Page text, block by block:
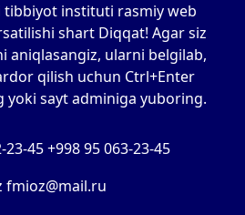
instituti rasmiy web
shart Diqqat! Agar siz
aniqlasangiz, ularni belgilab,
qilish uchun Ctrl+Enter
yoki sayt adminiga yuboring.
23-45 +998 95 063-23-45
fmioz@mail.ru